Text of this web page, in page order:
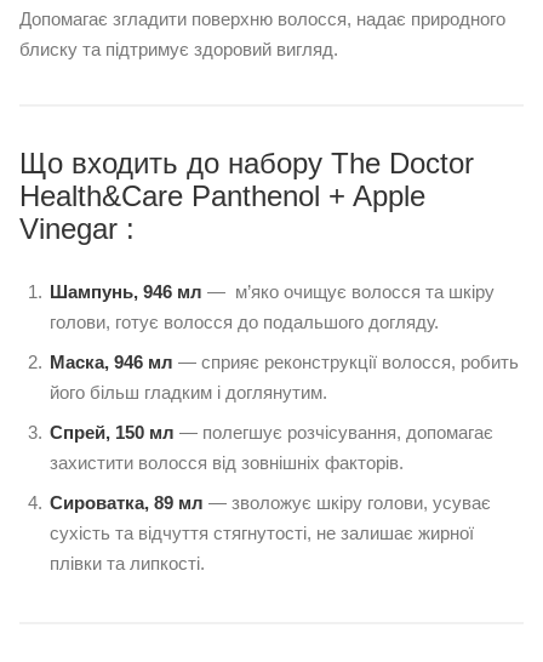
Допомагає згладити поверхню волосся, надає природного
блиску та підтримує здоровий вигляд.
Що входить до набору The Doctor
Health&Care Panthenol + Apple
Vinegar :
Шампунь, 946 мл — м’яко очищує волосся та шкіру
голови, готує волосся до подальшого догляду.
Маска, 946 мл — сприяє реконструкції волосся, робить
його більш гладким і доглянутим.
Спрей, 150 мл — полегшує розчісування, допомагає
захистити волосся від зовнішніх факторів.
Сироватка, 89 мл — зволожує шкіру голови, усуває
сухість та відчуття стягнутості, не залишає жирної
плівки та липкості.